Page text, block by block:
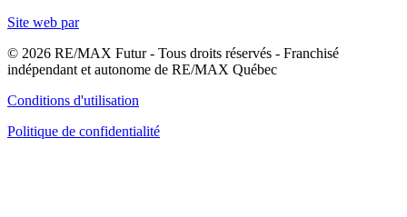
Site web par
© 2026 RE/MAX Futur - Tous droits réservés - Franchisé
indépendant et autonome de RE/MAX Québec
Conditions d'utilisation
Politique de confidentialité